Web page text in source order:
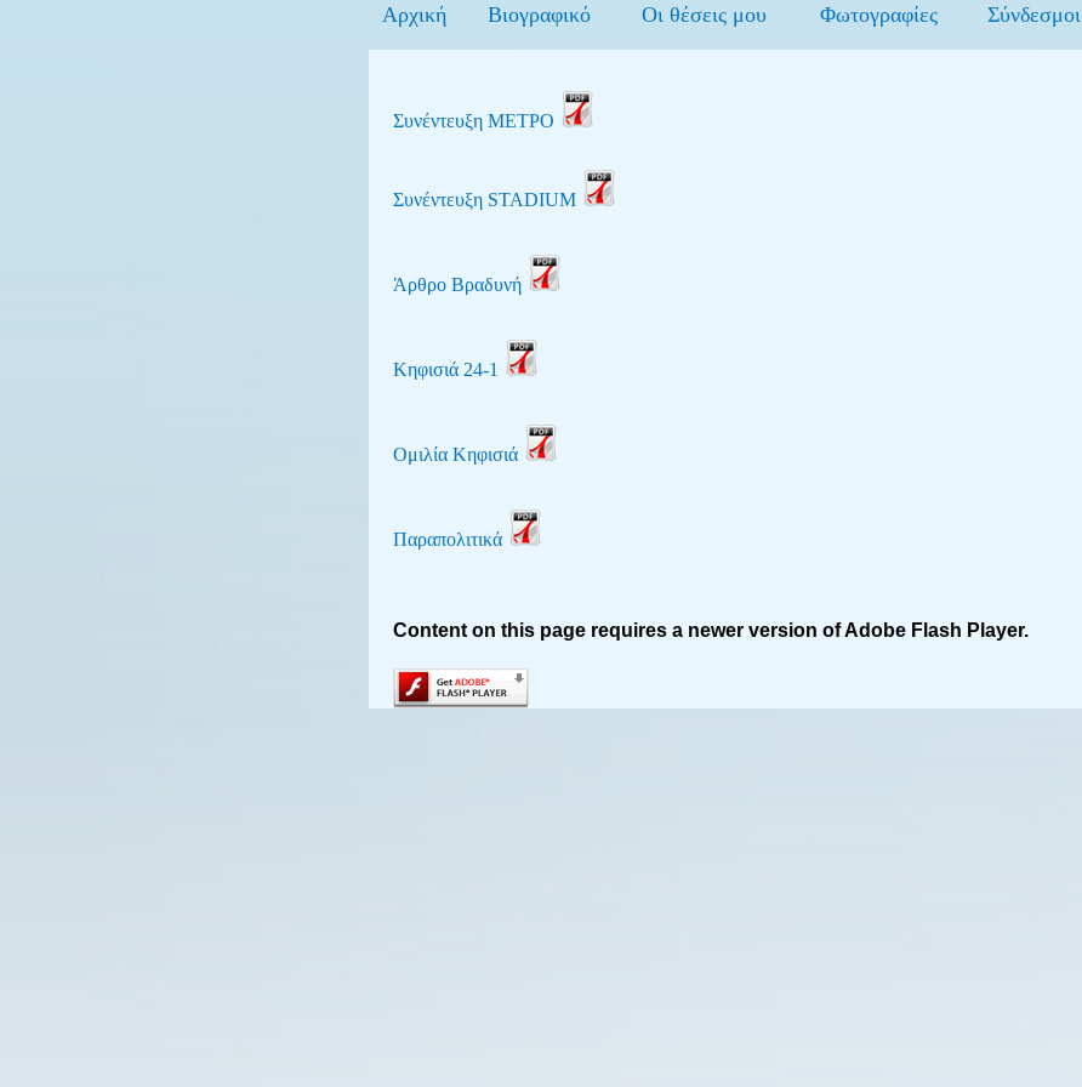
Αρχική Βιογραφικό Οι θέσεις μου Φωτογραφίες Σύνδεσμοι
Συνέντευξη ΜΕΤΡΟ
Συνέντευξη STADIUM
Άρθρο Βραδυνή
Κηφισιά 24-1
Ομιλία Κηφισιά
Παραπολιτικά
Content on this page requires a newer version of Adobe Flash Player.